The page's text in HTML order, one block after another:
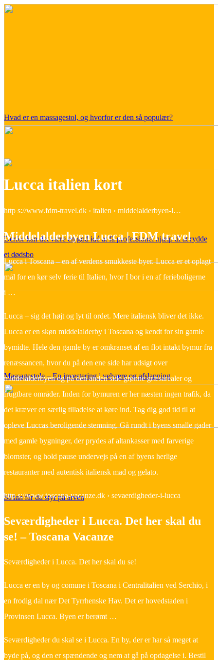
Hvad er en massagestol, og hvorfor er den så populær?
Derfor kan det være en god idé at få professionel hjælp til at rydde
et dødsbo
Massagestole – En investering i velvære og afslapning
Sådan får du styr på arven
Lucca italien kort
http s://www.fdm-travel.dk › italien › middelalderbyen-l…
Middelalderbyen Lucca | FDM travel
Lucca i Toscana – en af verdens smukkeste byer. Lucca er et oplagt
mål for en kør selv ferie til Italien, hvor I bor i en af ferieboligerne
i …
Lucca – sig det højt og lyt til ordet. Mere italiensk bliver det ikke.
Lucca er en skøn middelalderby i Toscana og kendt for sin gamle
bymidte. Hele den gamle by er omkranset af en flot intakt bymur fra
renæssancen, hvor du på den ene side har udsigt over
middelalderbyen og på den anden side grønne græsarealer og
frugtbare områder. Inden for bymuren er her næsten ingen trafik, da
det kræver en særlig tilladelse at køre ind. Tag dig god tid til at
opleve Luccas beroligende stemning. Gå rundt i byens smalle gader
med gamle bygninger, der prydes af altankasser med farverige
blomster, og hold pause undervejs på en af byens herlige
restauranter med autentisk italiensk mad og gelato.
http s://www.toscana-vacanze.dk › sevaerdigheder-i-lucca
Seværdigheder i Lucca. Det her skal du
se! – Toscana Vacanze
Seværdigheder i Lucca. Det her skal du se!
Lucca er en by og comune i Toscana i Centralitalien ved Serchio, i
en frodig dal nær Det Tyrrhenske Hav. Det er hovedstaden i
Provinsen Lucca. Byen er berømt …
Seværdigheder du skal se i Lucca. En by, der er har så meget at
byde på, og den er spændende og nem at gå på opdagelse i. Bestil